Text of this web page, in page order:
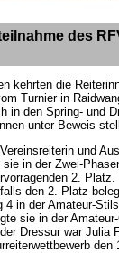
des
kehrten die
Turnier in
in den Spring- und
unter Beweis
und
in der Zwei-
2.
den 2. Platz
4 in der Amateur-
sie in der
Dressur war Julia
den